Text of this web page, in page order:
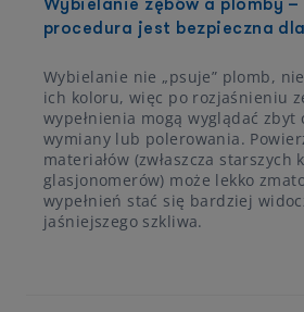
Wybielanie zębów a plomby –
procedura jest bezpieczna
Wybielanie nie „psuje” plomb,
ich koloru, więc po rozjaśnieniu
wypełnienia mogą wyglądać zbyt
wymiany lub polerowania.
materiałów (zwłaszcza starszych
glasjonomerów) może lekko
wypełnień stać się bardziej
jaśniejszego szkliwa.